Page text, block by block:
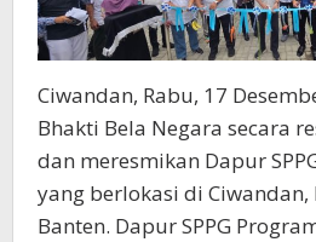
Ciwandan, Rabu, 17
Bhakti Bela Negara secara
dan meresmikan Dapur
yang berlokasi di Ciwandan,
Banten. Dapur SPPG